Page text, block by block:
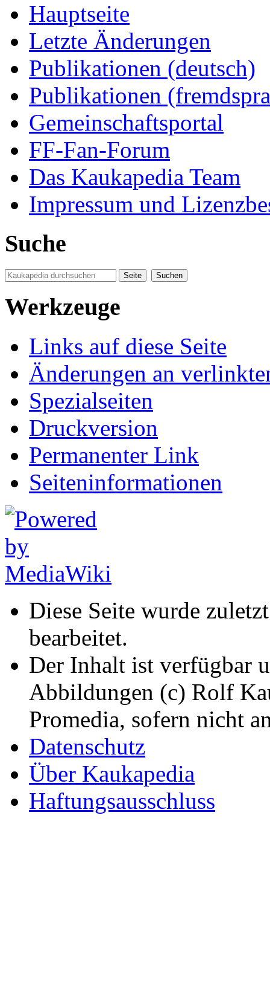
Hauptseite
Letzte Änderungen
Publikationen (deutsch)
Publikationen
Gemeinschaftsportal
FF-Fan-Forum
Das Kaukapedia Team
Impressum und
Suche
Werkzeuge
Links auf diese Seite
Änderungen an
Spezialseiten
Druckversion
Permanenter Link
Seiten­informationen
Diese Seite wurde
bearbeitet.
Der Inhalt ist verfügbar
Abbildungen (c) Rolf
Promedia, sofern nicht
Datenschutz
Über Kaukapedia
Haftungsausschluss